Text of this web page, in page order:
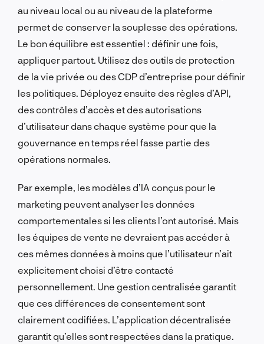
au niveau local ou au niveau de la plateforme
permet de conserver la souplesse des opérations.
Le bon équilibre est essentiel : définir une fois,
appliquer partout. Utilisez des outils de protection
de la vie privée ou des CDP d’entreprise pour définir
les politiques. Déployez ensuite des règles d’API,
des contrôles d’accès et des autorisations
d’utilisateur dans chaque système pour que la
gouvernance en temps réel fasse partie des
opérations normales.
Par exemple, les modèles d’IA conçus pour le
marketing peuvent analyser les données
comportementales si les clients l’ont autorisé. Mais
les équipes de vente ne devraient pas accéder à
ces mêmes données à moins que l’utilisateur n’ait
explicitement choisi d’être contacté
personnellement. Une gestion centralisée garantit
que ces différences de consentement sont
clairement codifiées. L’application décentralisée
garantit qu’elles sont respectées dans la pratique.